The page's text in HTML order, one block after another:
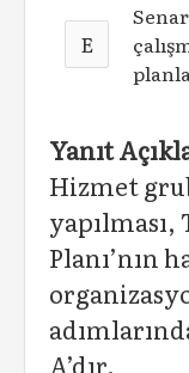
E
Yanıt
Hizmet
Planı’nın
A’dır.